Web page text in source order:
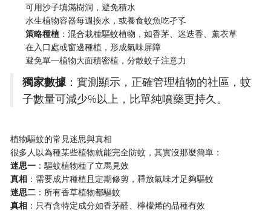
可用沙子填滿樹洞，避免積水
水生植物容器每週換水，或養食蚊魚吃孑孓
​策略種植​ ​：混合栽種驅蚊植物，如香茅、迷迭香、薰衣草
在入口處或窗邊種植，形成氣味屏障
避免單一植物大面積密植，分散蚊子注意力
​獨家數據​ ​：實測顯示，正確管理植物的社區，蚊
子數量可減少%以上，比單純噴藥更持久。
植物驅蚊的常見迷思與真相
很多人以為種某些植物就能完全防蚊，其實沒那麼簡單：
​迷思一​ ​：驅蚊植物種了立馬見效
​真相​ ​：需要成片種植且定期修剪，釋放氣味才足夠驅蚊
​迷思二​ ​：所有香草植物都驅蚊
​真相​ ​：只有含特定成分如香茅醛、檸檬烯的品種有效